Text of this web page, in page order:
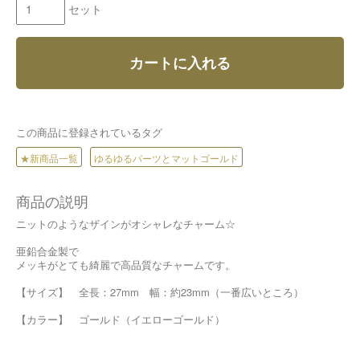
セット
カートに入れる
この商品に登録されているタグ
★新商品一覧 ゆるゆるパーツとマットゴールド
商品の説明
ニットのようなザインがオシャレなチャーム☆
亜鉛合金製で
メッキがとても綺麗で高品質なチャームです。
【サイズ】 全長：27mm 幅：約23mm（一番広いところ）
【カラー】 ゴールド（イエローゴールド）